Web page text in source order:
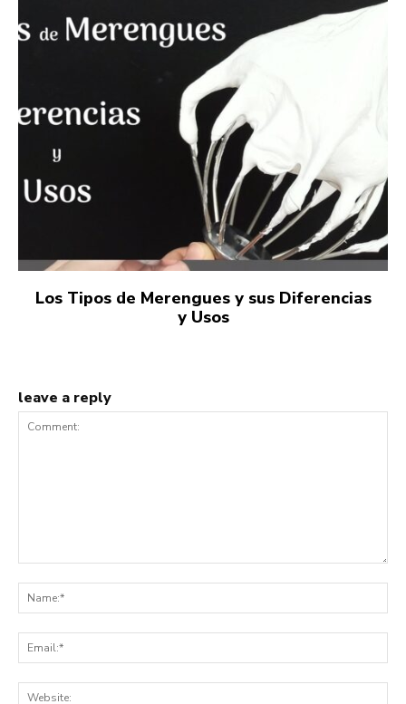
Los Tipos de Merengues y sus Diferencias
y Usos
leave a reply